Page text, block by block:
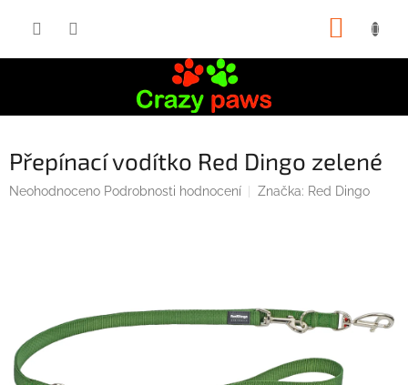
Přepínací vodítko Red Dingo zelené
Průměrné
Neohodnoceno Podrobnosti hodnocení Značka: Red Dingo